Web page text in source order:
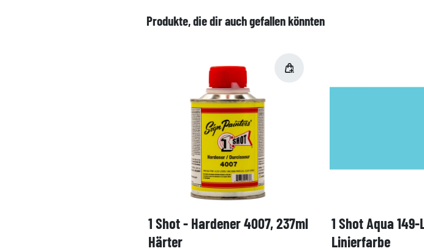
Produkte, die dir auch gefallen könnten
1 Shot - Hardener 4007, 237ml
Härter
1 Shot Aqua 149-
Linierfarbe